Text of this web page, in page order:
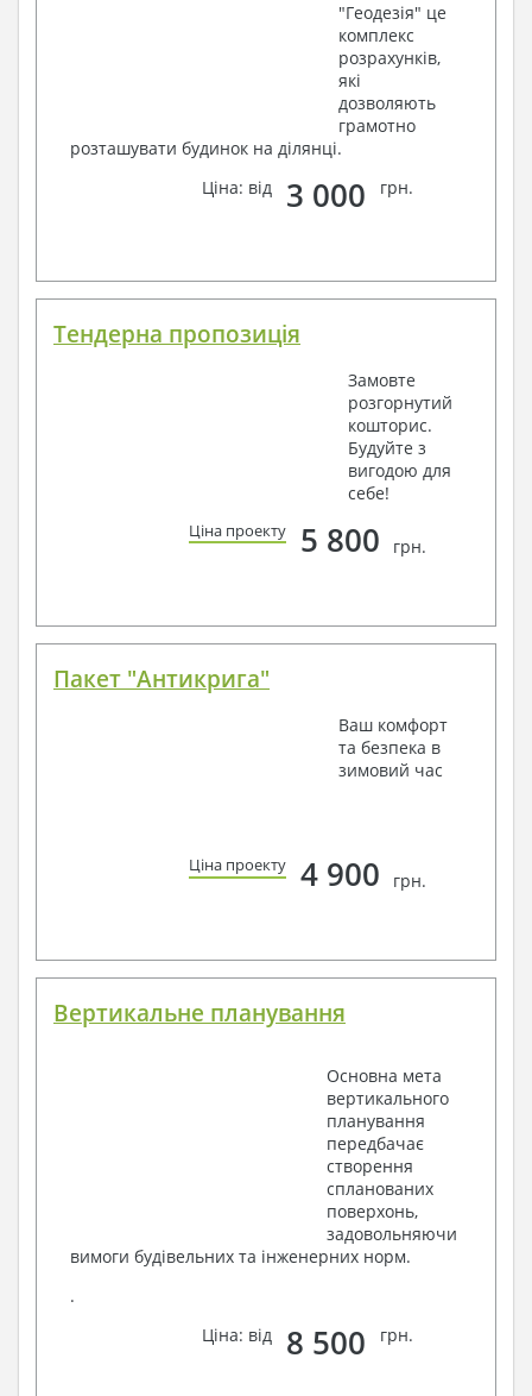
"Геодезія" це
комплекс
розрахунків,
які
дозволяють
грамотно
розташувати будинок на ділянці.
Ціна: від
3 000 грн.
Тендерна пропозиція
Замовте
розгорнутий
кошторис.
Будуйте з
вигодою для
себе!
Ціна проекту 5 800 грн.
Пакет "Антикрига"
Ваш комфорт
та безпека в
зимовий час
Ціна проекту 4 900 грн.
Вертикальне планування
Основна мета
вертикального
планування
передбачає
створення
спланованих
поверхонь,
задовольняючи
вимоги будівельних та інженерних норм.
.
Ціна: від
8 500 грн.